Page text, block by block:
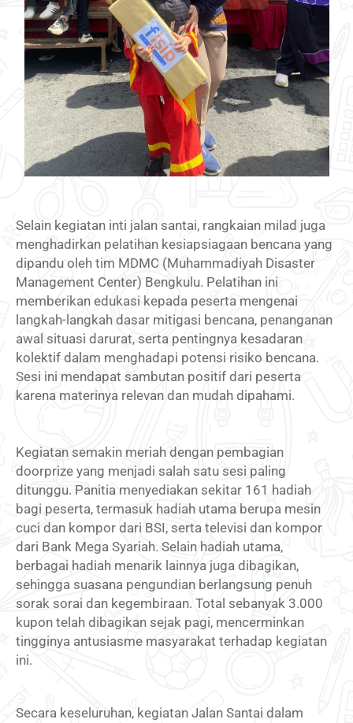
Selain kegiatan inti jalan santai, rangkaian milad juga
menghadirkan pelatihan kesiapsiagaan bencana yang
dipandu oleh tim MDMC (Muhammadiyah Disaster
Management Center) Bengkulu. Pelatihan ini
memberikan edukasi kepada peserta mengenai
langkah-langkah dasar mitigasi bencana, penanganan
awal situasi darurat, serta pentingnya kesadaran
kolektif dalam menghadapi potensi risiko bencana.
Sesi ini mendapat sambutan positif dari peserta
karena materinya relevan dan mudah dipahami.
Kegiatan semakin meriah dengan pembagian
doorprize yang menjadi salah satu sesi paling
ditunggu. Panitia menyediakan sekitar 161 hadiah
bagi peserta, termasuk hadiah utama berupa mesin
cuci dan kompor dari BSI, serta televisi dan kompor
dari Bank Mega Syariah. Selain hadiah utama,
berbagai hadiah menarik lainnya juga dibagikan,
sehingga suasana pengundian berlangsung penuh
sorak sorai dan kegembiraan. Total sebanyak 3.000
kupon telah dibagikan sejak pagi, mencerminkan
tingginya antusiasme masyarakat terhadap kegiatan
ini.
Secara keseluruhan, kegiatan Jalan Santai dalam